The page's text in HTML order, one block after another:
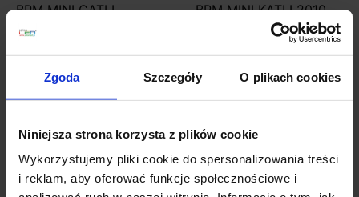
Zgoda Szczegóły O plikach cookies
Niniejsza strona korzysta z plików cookie
Wykorzystujemy pliki cookie do spersonalizowania treści
i reklam, aby oferować funkcje społecznościowe i
BPM MINI CATLI
3010.01.RF.SA-SA LED
szczotkowana 10W, 7W
Zobacz szczegóły
BPM MINI KATLI 2010
Zobacz szczegóły
Promocja Promocja